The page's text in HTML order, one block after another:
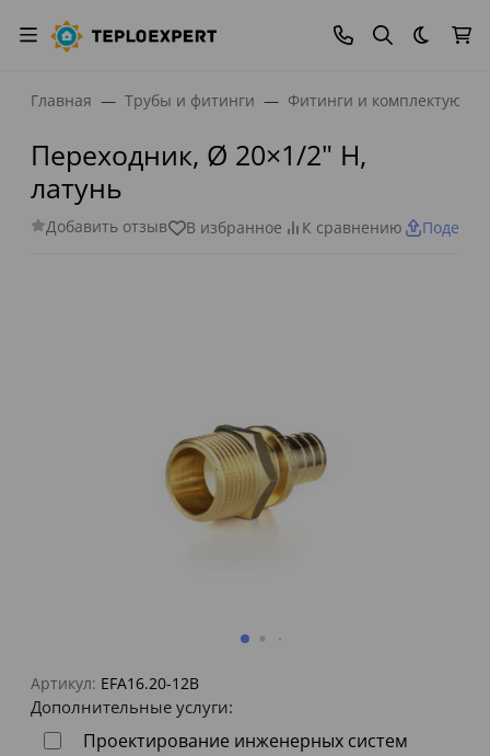
Темная
Главная Трубы и фитинги Фитинги и
Переходник, Ø 20×1/2" Н,
латунь
Добавить отзыв В избранное К сравнению
Артикул: EFA16.20-12B
Дополнительные услуги:
Проектирование инженерных систем